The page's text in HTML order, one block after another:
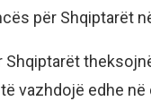
për Shqiptarët
Shqiptarët
vazhdojë edhe në